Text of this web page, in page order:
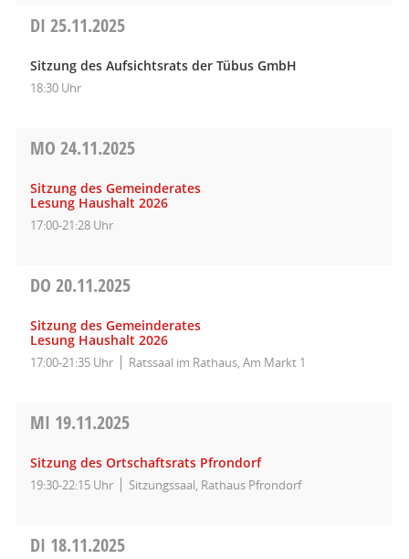
DI 25.11.2025
Sitzung des Aufsichtsrats der Tübus GmbH
18:30 Uhr
MO 24.11.2025
Sitzung des Gemeinderates
Lesung Haushalt 2026
17:00-21:28 Uhr
DO 20.11.2025
Sitzung des Gemeinderates
Lesung Haushalt 2026
17:00-21:35 Uhr Ratssaal im Rathaus, Am Markt 1
MI 19.11.2025
Sitzung des Ortschaftsrats Pfrondorf
19:30-22:15 Uhr Sitzungssaal, Rathaus Pfrondorf
DI 18.11.2025